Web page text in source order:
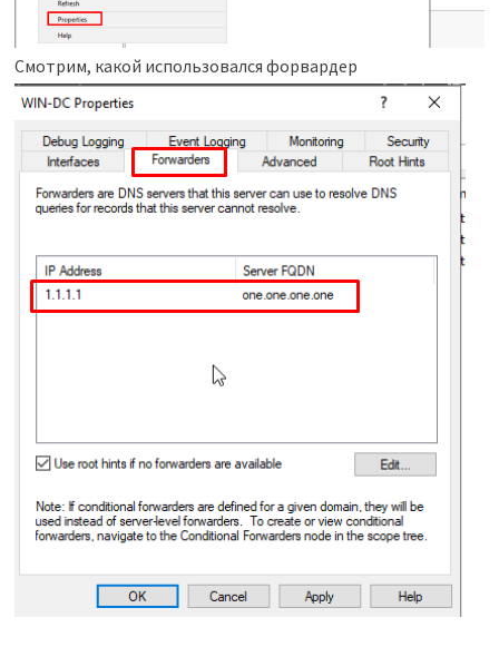
Смотрим, какой использовался форвардер